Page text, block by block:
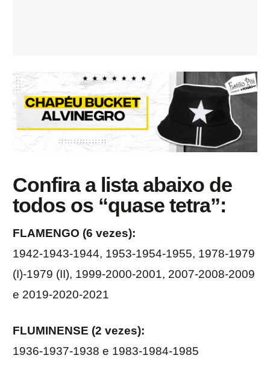
Confira a lista abaixo de
todos os “quase tetra”:
FLAMENGO (6 vezes):
1942-1943-1944, 1953-1954-1955, 1978-1979
(I)-1979 (II), 1999-2000-2001, 2007-2008-2009
e 2019-2020-2021
FLUMINENSE (2 vezes):
1936-1937-1938 e 1983-1984-1985